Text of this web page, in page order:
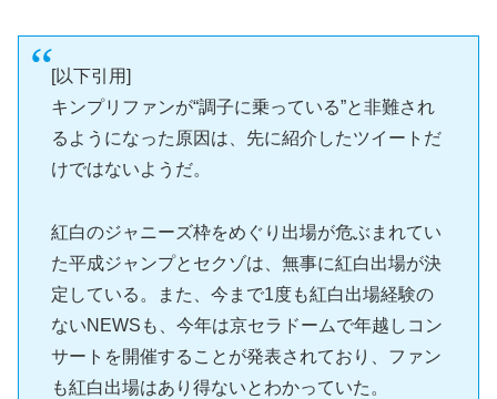
[以下引用]
キンプリファンが“調子に乗っている”と非難され
るようになった原因は、先に紹介したツイートだ
けではないようだ。
紅白のジャニーズ枠をめぐり出場が危ぶまれてい
た平成ジャンプとセクゾは、無事に紅白出場が決
定している。また、今まで1度も紅白出場経験の
ないNEWSも、今年は京セラドームで年越しコン
サートを開催することが発表されており、ファン
も紅白出場はあり得ないとわかっていた。